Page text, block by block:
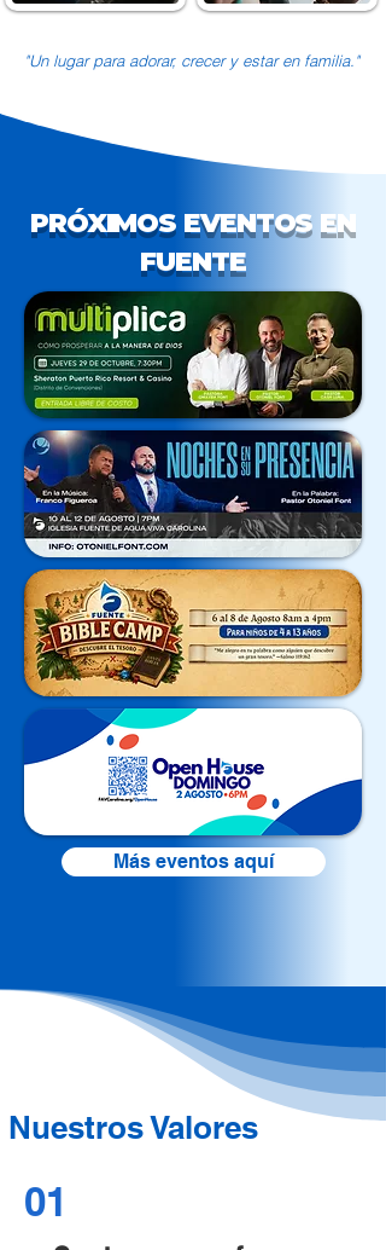
"Un lugar para adorar, crecer y estar en familia."
PRÓXIMOS EVENTOS EN
FUENTE
Más eventos aquí
Nuestros Valores
01